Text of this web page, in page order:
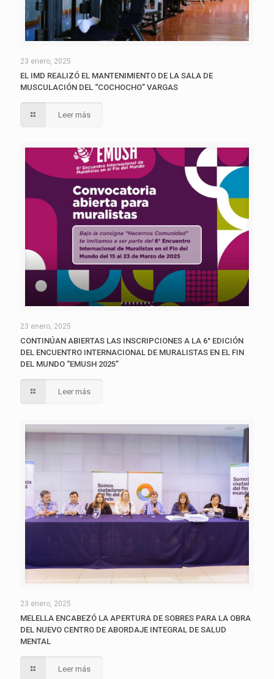
23 enero, 2025
EL IMD REALIZÓ EL MANTENIMIENTO DE LA SALA DE
MUSCULACIÓN DEL “COCHOCHO” VARGAS
Leer más
23 enero, 2025
CONTINÚAN ABIERTAS LAS INSCRIPCIONES A LA 6° EDICIÓN
DEL ENCUENTRO INTERNACIONAL DE MURALISTAS EN EL FIN
DEL MUNDO “EMUSH 2025”
Leer más
23 enero, 2025
MELELLA ENCABEZÓ LA APERTURA DE SOBRES PARA LA OBRA
DEL NUEVO CENTRO DE ABORDAJE INTEGRAL DE SALUD
MENTAL
Leer más